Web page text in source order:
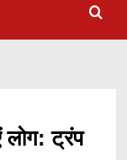
लोग: ट्रंप